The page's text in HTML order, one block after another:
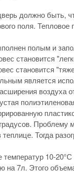
должно быть,
поля.
полым и
становится
становится
является
воздуха
Тогда
10-
на 7л. Этого